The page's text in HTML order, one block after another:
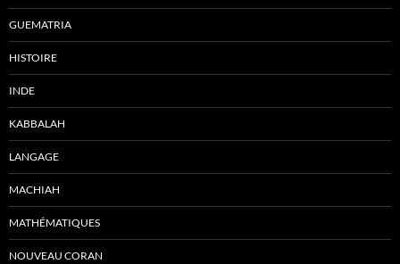
GUEMATRIA
HISTOIRE
INDE
KABBALAH
LANGAGE
MACHIAH
MATHÉMATIQUES
NOUVEAU CORAN